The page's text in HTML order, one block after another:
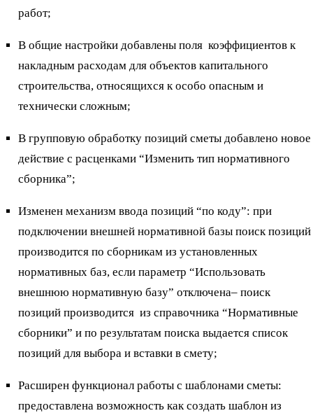
работ;
В общие настройки добавлены поля коэффициентов к
накладным расходам для объектов капитального
строительства, относящихся к особо опасным и
технически сложным;
В групповую обработку позиций сметы добавлено новое
действие с расценками “Изменить тип нормативного
сборника”;
Изменен механизм ввода позиций “по коду”: при
подключении внешней нормативной базы поиск позиций
производится по сборникам из установленных
нормативных баз, если параметр “Использовать
внешнюю нормативную базу” отключена– поиск
позиций производится из справочника “Нормативные
сборники” и по результатам поиска выдается список
позиций для выбора и вставки в смету;
Расширен функционал работы с шаблонами сметы:
предоставлена возможность как создать шаблон из